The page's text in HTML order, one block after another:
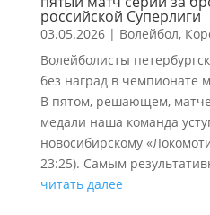
российской Суперлиги
03.05.2026| Волейбол,
Волейболисты
без наград в чемпионате
В пятом, решающем,
медали наша команда
новосибирскому
23:25). Самым
читать далее